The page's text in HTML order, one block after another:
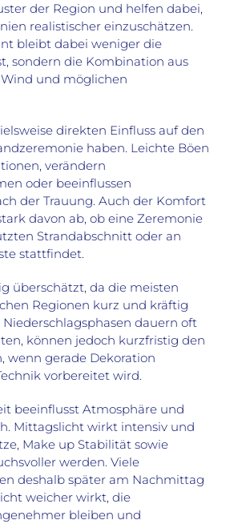
der Region und helfen dabei,
realistischer einzuschätzen.
bleibt dabei weniger die
sondern die Kombination aus
und möglichen
direkten Einfluss auf den
haben. Leichte Böen
verändern
oder beeinflussen
der Trauung. Auch der Komfort
davon ab, ob eine Zeremonie
Strandabschnitt oder an
stattfindet.
überschätzt, da die meisten
Regionen kurz und kräftig
dauern oft
können jedoch kurzfristig den
wenn gerade Dekoration
vorbereitet wird.
beeinflusst Atmosphäre und
Mittagslicht wirkt intensiv und
Make up Stabilität sowie
werden. Viele
deshalb später am Nachmittag
weicher wirkt, die
bleiben und